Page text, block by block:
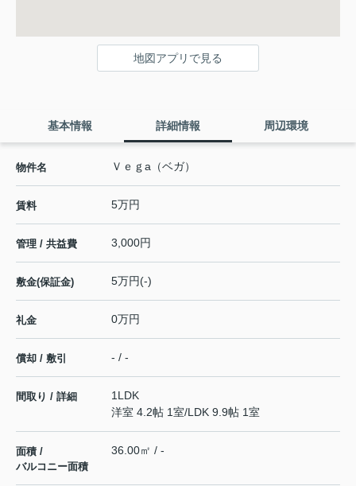
地図アプリで見る
基本情報 詳細情報 周辺環境
物件名 Ｖｅｇa（ベガ）
賃料 5万円
管理 / 共益費 3,000円
敷金(保証金) 5万円(-)
礼金 0万円
償却 / 敷引 - / -
間取り / 詳細
1LDK
洋室 4.2帖 1室/LDK 9.9帖 1室
面積 /
バルコニー面積
36.00㎡ / -